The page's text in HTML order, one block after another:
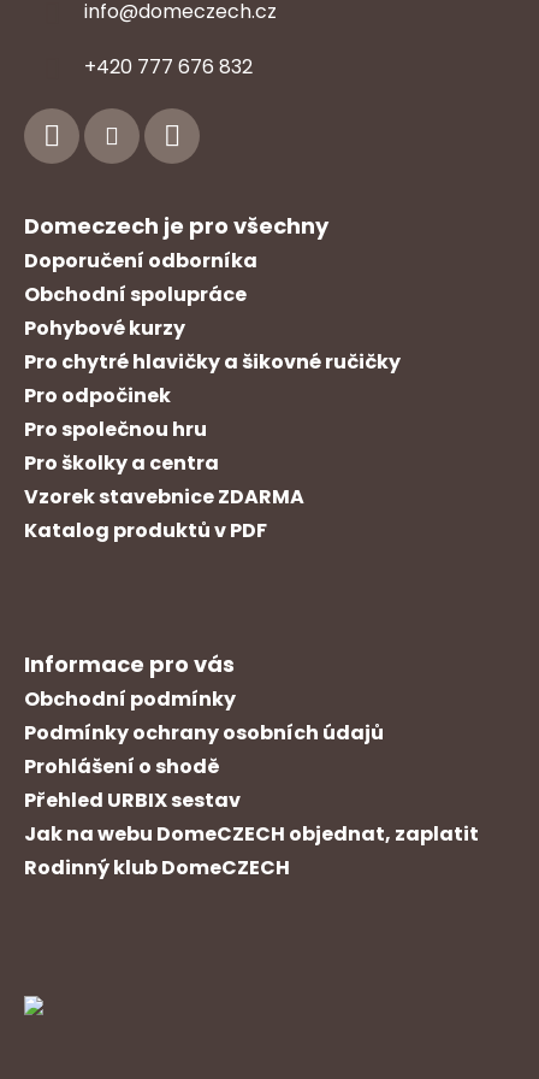
info@domeczech.cz
+420 777 676 832
Domeczech je pro všechny
Doporučení odborníka
Obchodní spolupráce
Pohybové kurzy
Pro chytré hlavičky a šikovné ručičky
Pro odpočinek
Pro společnou hru
Pro školky a centra
Vzorek stavebnice ZDARMA
Katalog produktů v PDF
Informace pro vás
Obchodní podmínky
Podmínky ochrany osobních údajů
Prohlášení o shodě
Přehled URBIX sestav
Jak na webu DomeCZECH objednat, zaplatit
Rodinný klub DomeCZECH